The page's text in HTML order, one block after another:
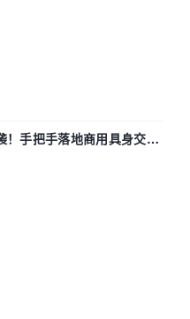
手把手落地商用具身交互